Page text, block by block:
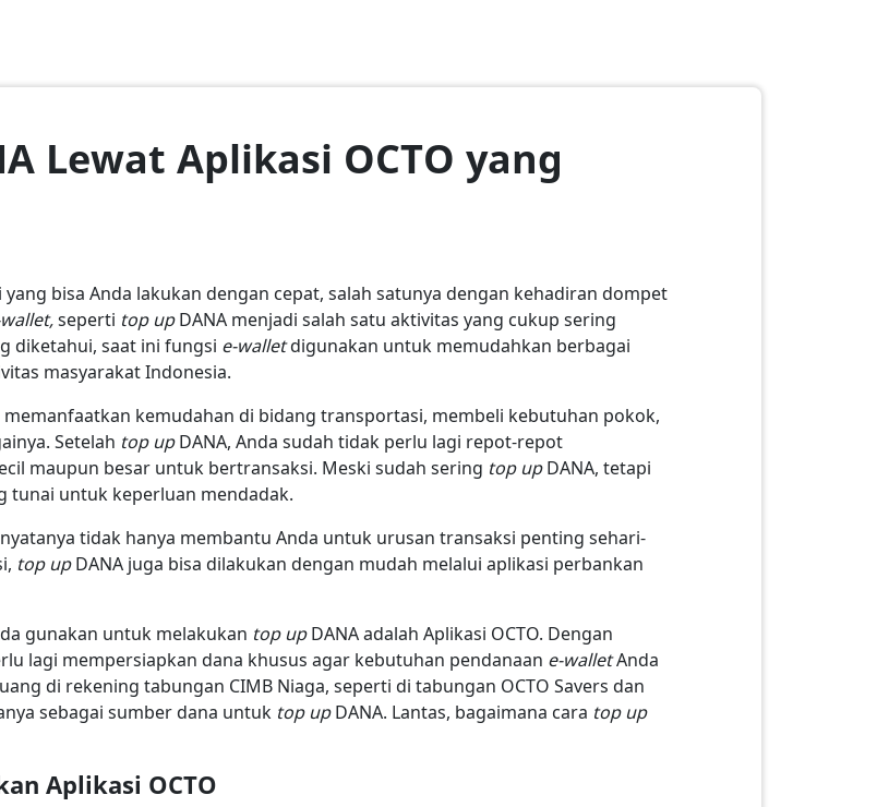
Lewat Aplikasi OCTO yang
bisa Anda lakukan dengan cepat, salah satunya dengan kehadiran dompet
seperti top upDANA menjadi salah satu aktivitas yang cukup sering
diketahui, saat ini fungsi e-walletdigunakan untuk memudahkan berbagai
masyarakat Indonesia.
memanfaatkan kemudahan di bidang transportasi, membeli kebutuhan pokok,
Setelah top upDANA, Anda sudah tidak perlu lagi repot-repot
maupun besar untuk bertransaksi. Meski sudah sering top upDANA, tetapi
tunai untuk keperluan mendadak.
tidak hanya membantu Anda untuk urusan transaksi penting sehari-
top upDANA juga bisa dilakukan dengan mudah melalui aplikasi perbankan
gunakan untuk melakukan top upDANA adalah Aplikasi OCTO. Dengan
lagi mempersiapkan dana khusus agar kebutuhan pendanaan e-walletAnda
di rekening tabungan CIMB Niaga, seperti di tabungan OCTO Savers dan
sebagai sumber dana untuk top upDANA. Lantas, bagaimana cara top up
Aplikasi OCTO